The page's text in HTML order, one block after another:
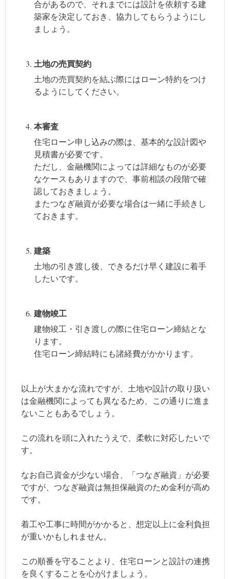
合があるので、それまでには設計を依頼する建
築家を決定しておき、協力してもらうようにし
ましょう。
土地の売買契約
土地の売買契約を結ぶ際にはローン特約をつけ
るようにしてください。
本審査
住宅ローン申し込みの際は、基本的な設計図や
見積書が必要です。
ただし、金融機関によっては詳細なものが必要
なケースもありますので、事前相談の段階で確
認しておきましょう。
またつなぎ融資が必要な場合は一緒に手続きし
ておきます。
建築
土地の引き渡し後、できるだけ早く建設に着手
したいです。
建物竣工
建物竣工・引き渡しの際に住宅ローン締結とな
ります。
住宅ローン締結時にも諸経費がかかります。
以上が大まかな流れですが、土地や設計の取り扱い
は金融機関によっても異なるため、この通りに進ま
ないこともあるでしょう。
この流れを頭に入れたうえで、柔軟に対応したいで
す。
なお自己資金が少ない場合、「つなぎ融資」が必要
ですが、つなぎ融資は無担保融資のため金利が高め
です。
着工や工事に時間がかかると、想定以上に金利負担
が重いかもしれません。
この順番を守ることより、住宅ローンと設計の連携
を良くすることを心がけましょう。